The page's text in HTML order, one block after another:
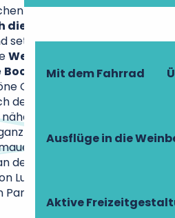
Mit dem Fahrrad
Ausflüge in die
Aktive
Festung von Chinon
die mittelalterlichen
setzen Sie sich in eines der
Weinprobe
Bootstour auf der Vienne
Optionen! In Richelieu
des Museums die
die nicht weniger als
zu schweigen von den
und monumentalen
der Zeit, die ideale Stadt
Ludwig XIII. zu erkunden
zu schlendern.